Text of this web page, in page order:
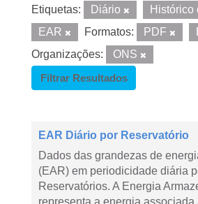
Etiquetas: Diário
Histórico
EAR
Formatos: PDF
Organizações:
ONS
Filtrar Resultados
EAR Diário por Reservatório
Dados das grandezas de
(EAR) em periodicidade diária
Reservatórios. A Energia
representa a energia associada